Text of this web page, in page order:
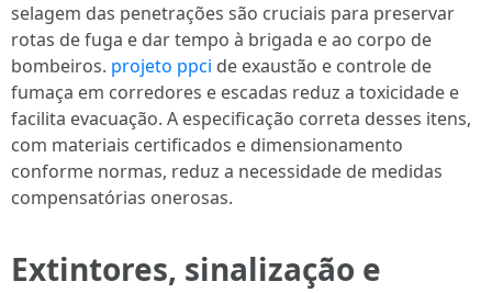
selagem das penetrações são cruciais para preservar
rotas de fuga e dar tempo à brigada e ao corpo de
bombeiros. projeto ppci de exaustão e controle de
fumaça em corredores e escadas reduz a toxicidade e
facilita evacuação. A especificação correta desses itens,
com materiais certificados e dimensionamento
conforme normas, reduz a necessidade de medidas
compensatórias onerosas.
Extintores, sinalização e